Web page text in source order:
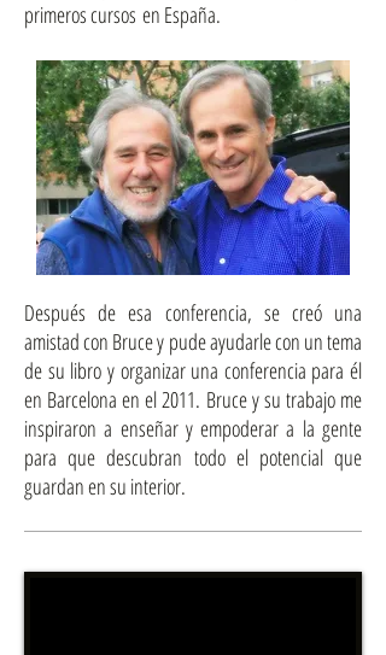
primeros cursos en España.
Después de esa conferencia, se creó una
amistad con Bruce y pude ayudarle con un tema
de su libro y organizar una conferencia para él
en Barcelona en el 2011. Bruce y su trabajo me
inspiraron a enseñar y empoderar a la gente
para que descubran todo el potencial que
guardan en su interior.